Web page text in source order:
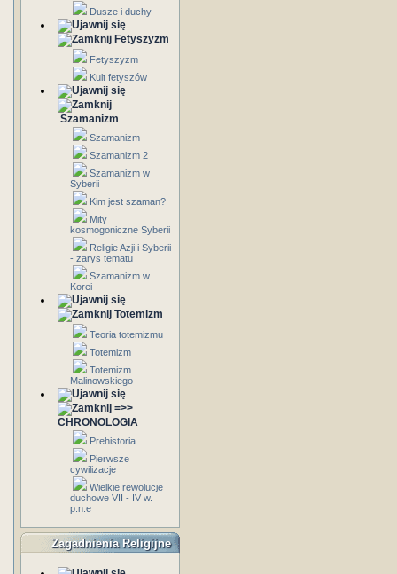
Dusze i duchy
Fetyszyzm
Fetyszyzm
Kult fetyszów
Szamanizm
Szamanizm
Szamanizm 2
Szamanizm w
Syberii
Kim jest szaman?
Mity
kosmogoniczne Syberii
Religie Azji i Syberii
- zarys tematu
Szamanizm w
Korei
Totemizm
Teoria totemizmu
Totemizm
Totemizm
Malinowskiego
=>>
CHRONOLOGIA
Prehistoria
Pierwsze
cywilizacje
Wielkie rewolucje
duchowe VII - IV w.
p.n.e
Zagadnienia Religijne